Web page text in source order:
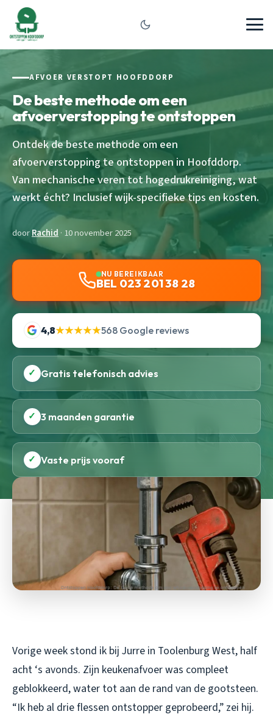
AFVOER VERSTOPT HOOFDDORP
De beste methode om een
afvoerverstopping te ontstoppen
Ontdek de beste methode om een
afvoerverstopping te ontstoppen in Hoofddorp.
Van mechanische veren tot hogedrukreiniging, wat
werkt écht? Inclusief wijk-specifieke tips en kosten.
doorRachid · 10 november 2025
NU BEREIKBAAR
BEL 023 201 38 28
4,8★★★★★568 Google reviews
✓ Gratis telefonisch advies
✓ 3 maanden garantie
✓ Vaste prijs vooraf
Vorige week stond ik bij Jurre in Toolenburg West, half
acht ‘s avonds. Zijn keukenafvoer was compleet
geblokkeerd, water tot aan de rand van de gootsteen.
“Ik heb al drie flessen ontstopper geprobeerd,” zei hij.